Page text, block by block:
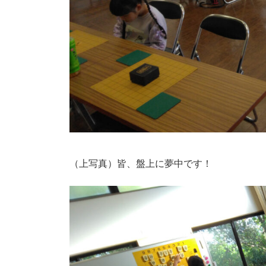
（上写真）皆、盤上に夢中です！